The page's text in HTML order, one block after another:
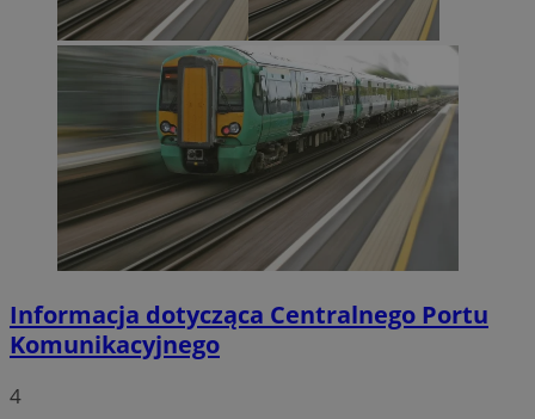
Informacja dotycząca Centralnego Portu
Komunikacyjnego
4